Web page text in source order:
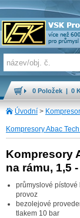
0 Položek | 0
Úvodní >
Kompresory Abac
Kompresory
na rámu, 1,5
průmyslové pístové
provoz
bezolejové
tlakem 10 bar